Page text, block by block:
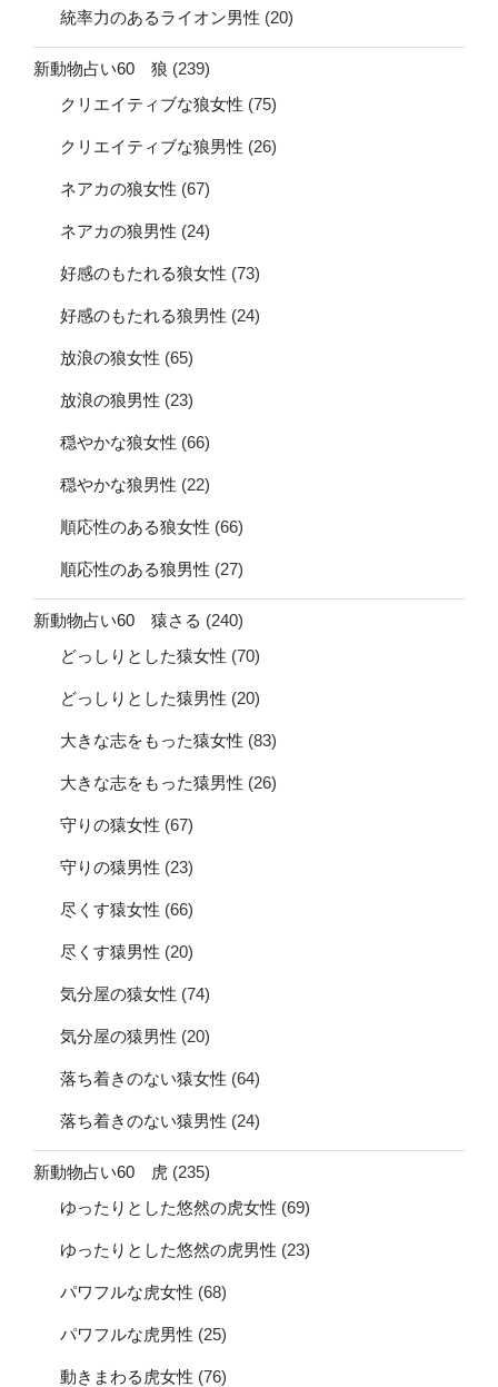
統率力のあるライオン男性 (20)
新動物占い60 狼 (239)
クリエイティブな狼女性 (75)
クリエイティブな狼男性 (26)
ネアカの狼女性 (67)
ネアカの狼男性 (24)
好感のもたれる狼女性 (73)
好感のもたれる狼男性 (24)
放浪の狼女性 (65)
放浪の狼男性 (23)
穏やかな狼女性 (66)
穏やかな狼男性 (22)
順応性のある狼女性 (66)
順応性のある狼男性 (27)
新動物占い60 猿さる (240)
どっしりとした猿女性 (70)
どっしりとした猿男性 (20)
大きな志をもった猿女性 (83)
大きな志をもった猿男性 (26)
守りの猿女性 (67)
守りの猿男性 (23)
尽くす猿女性 (66)
尽くす猿男性 (20)
気分屋の猿女性 (74)
気分屋の猿男性 (20)
落ち着きのない猿女性 (64)
落ち着きのない猿男性 (24)
新動物占い60 虎 (235)
ゆったりとした悠然の虎女性 (69)
ゆったりとした悠然の虎男性 (23)
パワフルな虎女性 (68)
パワフルな虎男性 (25)
動きまわる虎女性 (76)